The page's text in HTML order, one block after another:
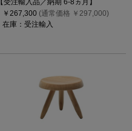
￥267,300 (通常価格 ￥297,000)
在庫：受注輸入